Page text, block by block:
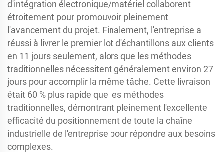
d'intégration électronique/matériel collaborent
étroitement pour promouvoir pleinement
l'avancement du projet. Finalement, l'entreprise a
réussi à livrer le premier lot d'échantillons aux clients
en 11 jours seulement, alors que les méthodes
traditionnelles nécessitent généralement environ 27
jours pour accomplir la même tâche. Cette livraison
était 60 % plus rapide que les méthodes
traditionnelles, démontrant pleinement l'excellente
efficacité du positionnement de toute la chaîne
industrielle de l'entreprise pour répondre aux besoins
complexes.